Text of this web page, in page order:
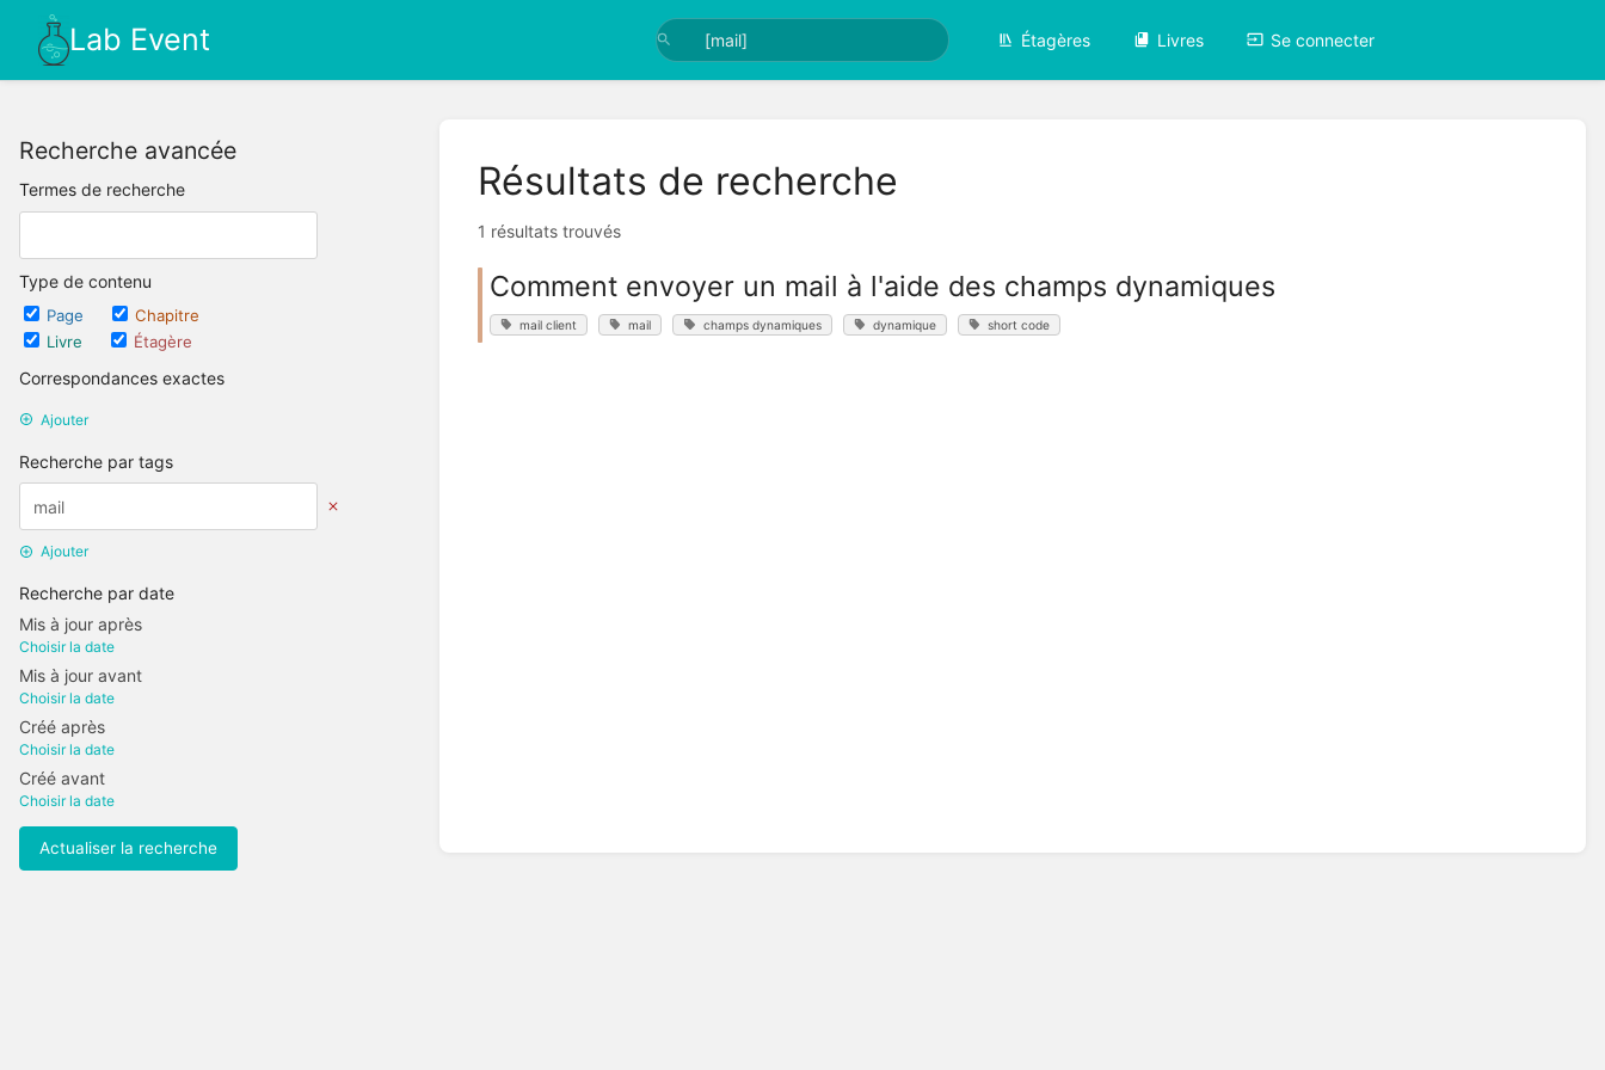
Lab Event Étagères Livres Se connecter
Recherche avancée
Termes de recherche
Type de contenu
Page
Chapitre
Livre
Étagère
Correspondances exactes
Ajouter
Recherche par tags
Ajouter
Recherche par date
Mis à jour après
Choisir la date
Mis à jour avant
Choisir la date
Créé après
Choisir la date
Créé avant
Choisir la date
Actualiser la recherche
Résultats de recherche
1 résultats trouvés
Comment envoyer un mail à l'aide des champs dynamiques
mail client mail champs dynamiques dynamique short code